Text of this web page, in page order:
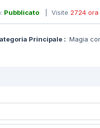
: Pubblicato | Visite 2724 ora
Principale : Magia